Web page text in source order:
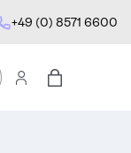
+49 (0) 8571 6600
Logga in